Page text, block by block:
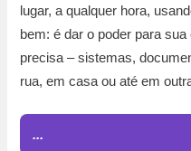
lugar, a qualquer hora,
bem: é dar o poder para
precisa – sistemas,
rua, em casa ou até em
...